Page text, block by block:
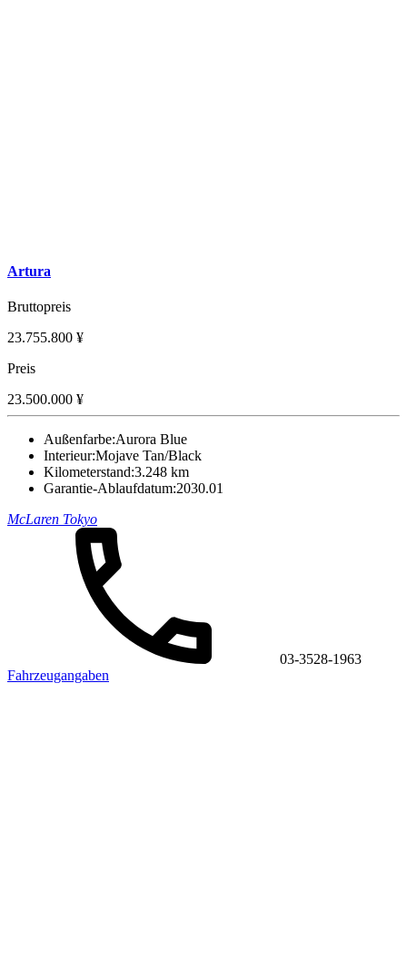
Artura
Bruttopreis
23.755.800 ¥
Preis
23.500.000 ¥
Außenfarbe:Aurora Blue
Interieur:Mojave Tan/Black
Kilometerstand:3.248 km
Garantie-Ablaufdatum:2030.01
McLaren Tokyo
03-3528-1963
Fahrzeugangaben